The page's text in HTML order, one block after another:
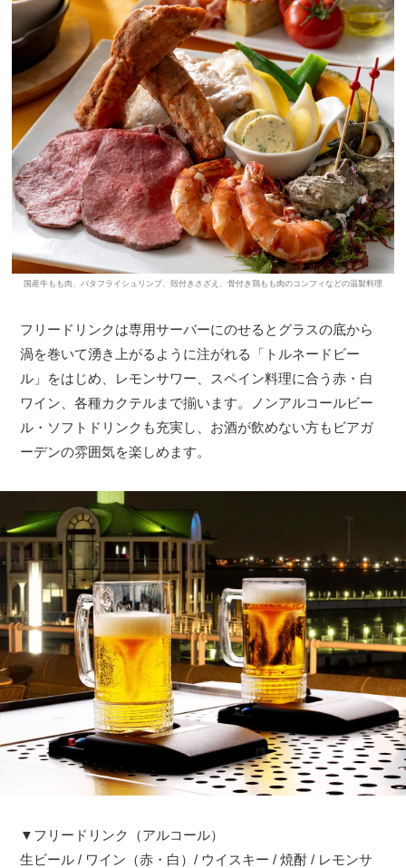
国産牛もも肉、バタフライシュリンプ、殻付きさざえ、骨付き鶏もも肉のコンフィなどの温製料理
フリードリンクは専用サーバーにのせるとグラスの底から
渦を巻いて湧き上がるように注がれる「トルネードビー
ル」をはじめ、レモンサワー、スペイン料理に合う赤・白
ワイン、各種カクテルまで揃います。ノンアルコールビー
ル・ソフトドリンクも充実し、お酒が飲めない方もビアガ
ーデンの雰囲気を楽しめます。
▼フリードリンク（アルコール）
生ビール / ワイン（赤・白）/ ウイスキー / 焼酎 / レモンサ